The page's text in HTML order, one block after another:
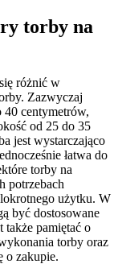
torby na
różnić w
Zazwyczaj
40 centymetrów,
od 25 do 35
jest wystarczająco
łatwa do
torby na
potrzebach
użytku. W
być dostosowane
pamiętać o
torby oraz
o zakupie.